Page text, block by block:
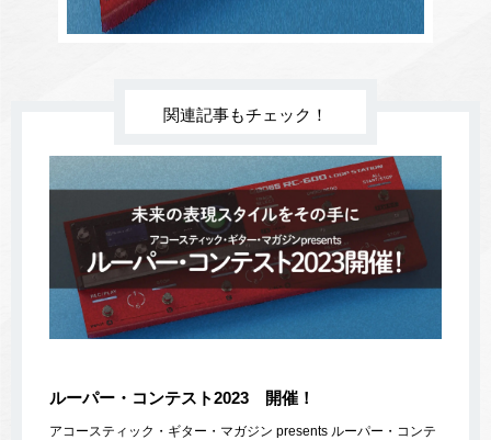
関連記事もチェック！
ルーパー・コンテスト2023 開催！
アコースティック・ギター・マガジン presents ルーパー・コンテ